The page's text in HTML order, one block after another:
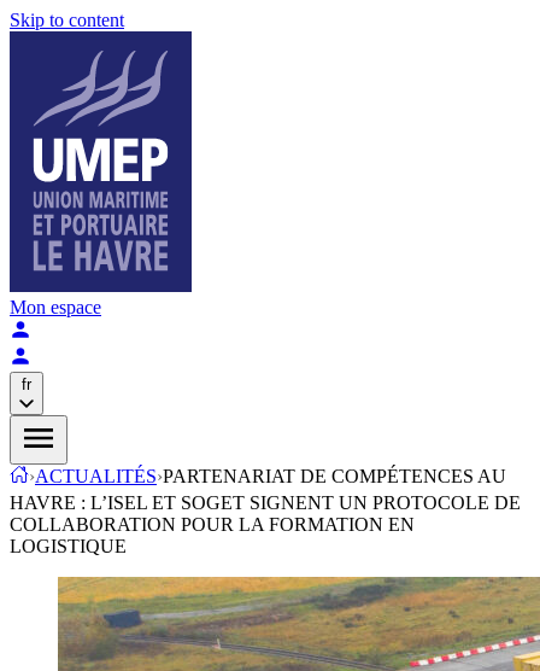
Skip to content
Mon espace
fr
›ACTUALITÉS›PARTENARIAT DE COMPÉTENCES AU
HAVRE : L’ISEL ET SOGET SIGNENT UN PROTOCOLE DE
COLLABORATION POUR LA FORMATION EN
LOGISTIQUE